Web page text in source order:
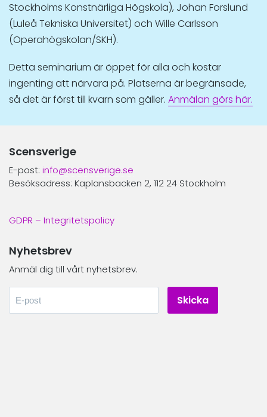
Stockholms Konstnärliga Högskola), Johan Forslund
(Luleå Tekniska Universitet) och Wille Carlsson
(Operahögskolan/SKH).
Detta seminarium är öppet för alla och kostar
ingenting att närvara på. Platserna är begränsade,
så det är först till kvarn som gäller. Anmälan görs här.
Scensverige
E-post: info@scensverige.se
Besöksadress: Kaplansbacken 2, 112 24 Stockholm
GDPR – Integritetspolicy
Nyhetsbrev
Anmäl dig till vårt nyhetsbrev.